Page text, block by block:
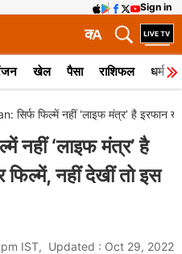
Sign in
A
क
खेल पैसा राशिफल धर्म
सिर्फ फिल्में नहीं ‘लाइफ मंत्र’ है इरफान
नहीं ‘लाइफ मंत्र’ है
फिल्में, नहीं देखीं तो इस
IST, Updated : Oct 29, 2022